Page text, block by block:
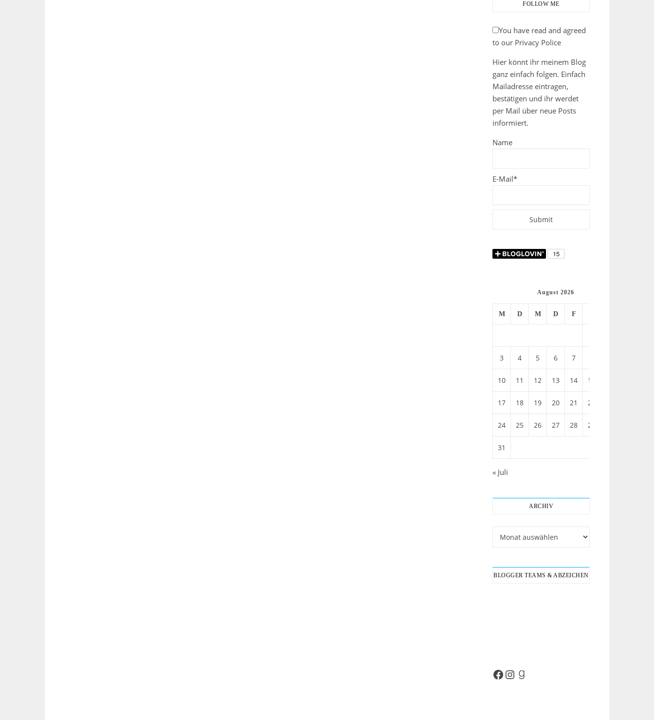
FOLLOW ME
You have read and agreed
to our Privacy Police
Hier könnt ihr meinem Blog
ganz einfach folgen. Einfach
Mailadresse eintragen,
bestätigen und ihr werdet
per Mail über neue Posts
informiert.
Name
E-Mail*
August 2026
M D M D F
3 4 5 6 7
10 11 12 13 14 15
17 18 19 20 21 22
24 25 26 27 28 29
31
« Juli
ARCHIV
BLOGGER TEAMS & ABZEICHEN
Facebook
Instagram
Goodreads